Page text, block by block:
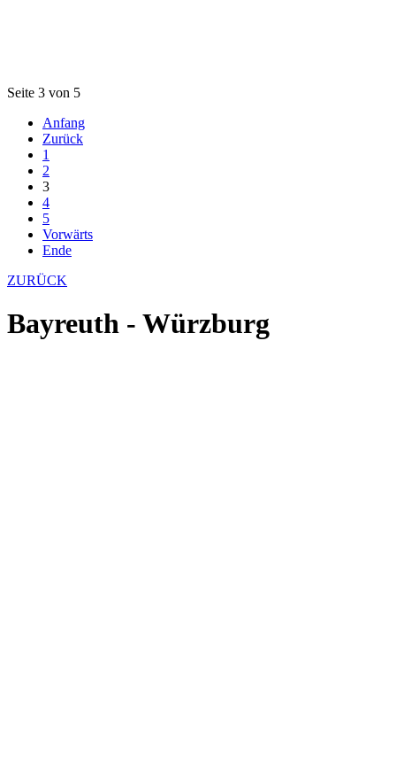
Seite 3 von 5
Anfang
Zurück
1
2
3
4
5
Vorwärts
Ende
ZURÜCK
Bayreuth - Würzburg